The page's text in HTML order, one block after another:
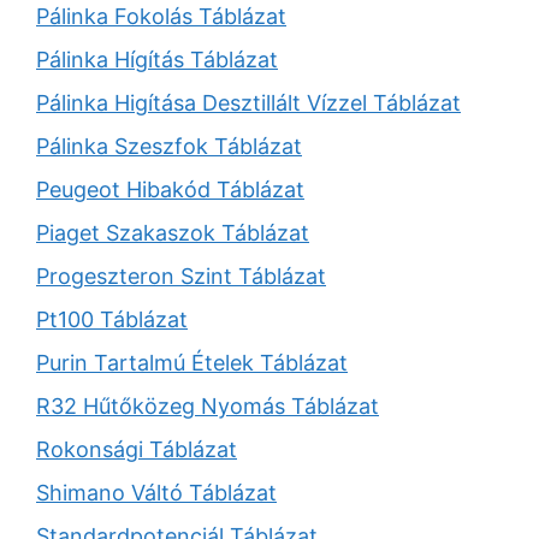
Pálinka Fokolás Táblázat
Pálinka Hígítás Táblázat
Pálinka Higítása Desztillált Vízzel Táblázat
Pálinka Szeszfok Táblázat
Peugeot Hibakód Táblázat
Piaget Szakaszok Táblázat
Progeszteron Szint Táblázat
Pt100 Táblázat
Purin Tartalmú Ételek Táblázat
R32 Hűtőközeg Nyomás Táblázat
Rokonsági Táblázat
Shimano Váltó Táblázat